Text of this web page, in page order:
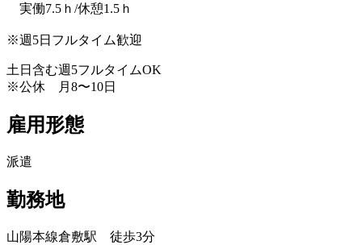
実働7.5ｈ/休憩1.5ｈ
※週5日フルタイム歓迎
土日含む週5フルタイムOK
※公休 月8〜10日
雇用形態
派遣
勤務地
山陽本線倉敷駅 徒歩3分